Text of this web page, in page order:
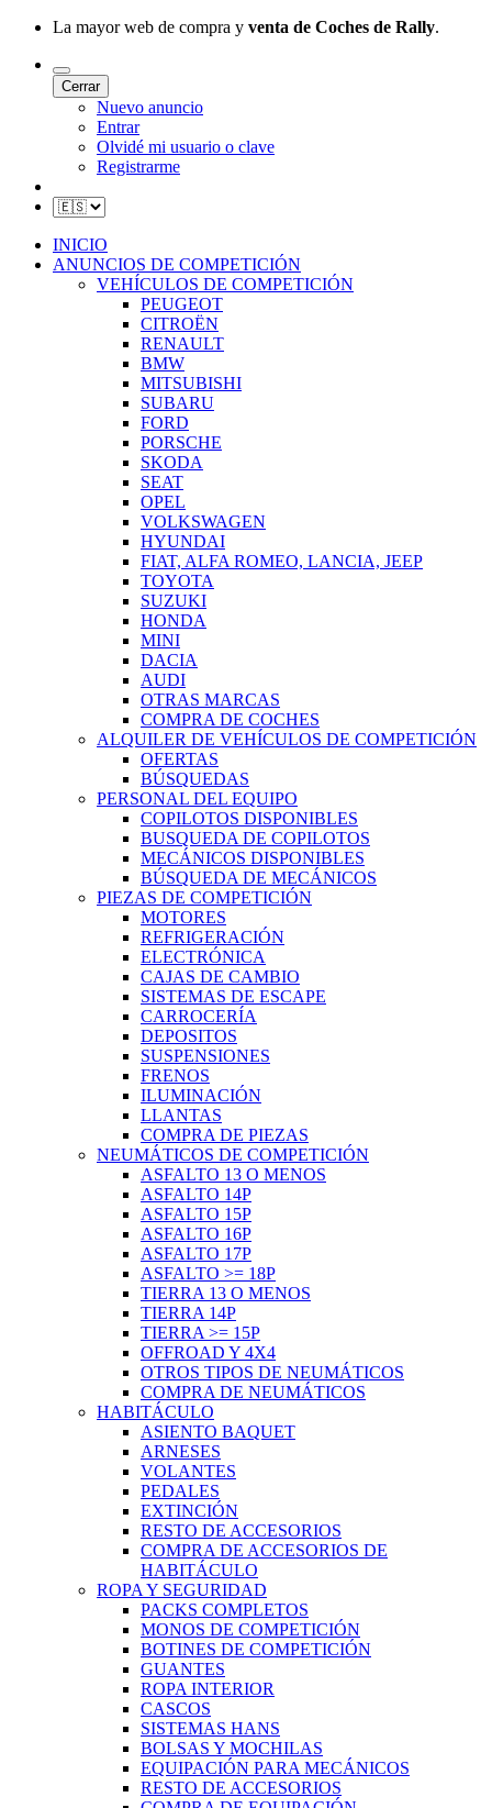
La mayor web de compra y venta de Coches de Rally.
Cerrar
Nuevo anuncio
Entrar
Olvidé mi usuario o clave
Registrarme
INICIO
ANUNCIOS DE COMPETICIÓN
VEHÍCULOS DE COMPETICIÓN
PEUGEOT
CITROËN
RENAULT
BMW
MITSUBISHI
SUBARU
FORD
PORSCHE
SKODA
SEAT
OPEL
VOLKSWAGEN
HYUNDAI
FIAT, ALFA ROMEO, LANCIA, JEEP
TOYOTA
SUZUKI
HONDA
MINI
DACIA
AUDI
OTRAS MARCAS
COMPRA DE COCHES
ALQUILER DE VEHÍCULOS DE COMPETICIÓN
OFERTAS
BÚSQUEDAS
PERSONAL DEL EQUIPO
COPILOTOS DISPONIBLES
BUSQUEDA DE COPILOTOS
MECÁNICOS DISPONIBLES
BÚSQUEDA DE MECÁNICOS
PIEZAS DE COMPETICIÓN
MOTORES
REFRIGERACIÓN
ELECTRÓNICA
CAJAS DE CAMBIO
SISTEMAS DE ESCAPE
CARROCERÍA
DEPOSITOS
SUSPENSIONES
FRENOS
ILUMINACIÓN
LLANTAS
COMPRA DE PIEZAS
NEUMÁTICOS DE COMPETICIÓN
ASFALTO 13 O MENOS
ASFALTO 14P
ASFALTO 15P
ASFALTO 16P
ASFALTO 17P
ASFALTO >= 18P
TIERRA 13 O MENOS
TIERRA 14P
TIERRA >= 15P
OFFROAD Y 4X4
OTROS TIPOS DE NEUMÁTICOS
COMPRA DE NEUMÁTICOS
HABITÁCULO
ASIENTO BAQUET
ARNESES
VOLANTES
PEDALES
EXTINCIÓN
RESTO DE ACCESORIOS
COMPRA DE ACCESORIOS DE
HABITÁCULO
ROPA Y SEGURIDAD
PACKS COMPLETOS
MONOS DE COMPETICIÓN
BOTINES DE COMPETICIÓN
GUANTES
ROPA INTERIOR
CASCOS
SISTEMAS HANS
BOLSAS Y MOCHILAS
EQUIPACIÓN PARA MECÁNICOS
RESTO DE ACCESORIOS